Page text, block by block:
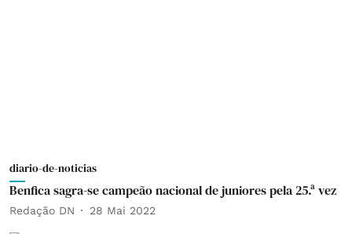
diario-de-noticias
Benfica sagra-se campeão nacional de juniores pela 25.ª vez
Redação DN 28 Mai 2022